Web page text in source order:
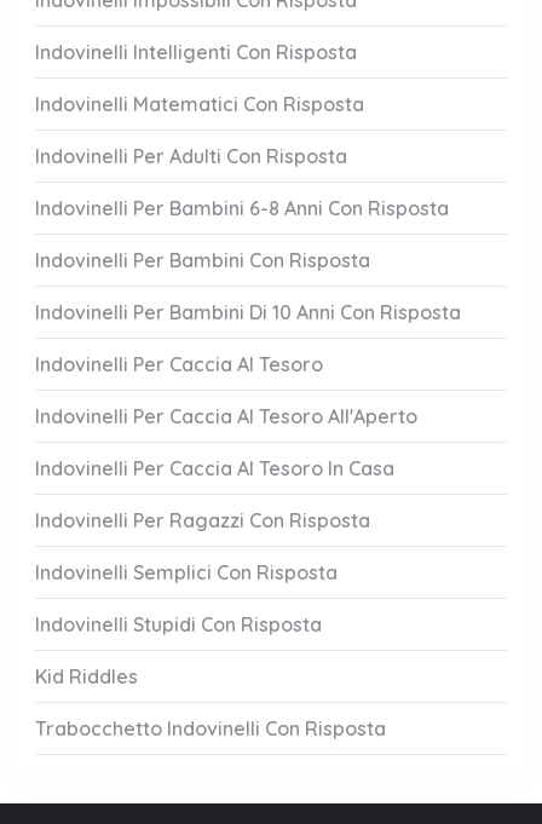
Indovinelli Intelligenti Con Risposta
Indovinelli Matematici Con Risposta
Indovinelli Per Adulti Con Risposta
Indovinelli Per Bambini 6-8 Anni Con Risposta
Indovinelli Per Bambini Con Risposta
Indovinelli Per Bambini Di 10 Anni Con Risposta
Indovinelli Per Caccia Al Tesoro
Indovinelli Per Caccia Al Tesoro All'Aperto
Indovinelli Per Caccia Al Tesoro In Casa
Indovinelli Per Ragazzi Con Risposta
Indovinelli Semplici Con Risposta
Indovinelli Stupidi Con Risposta
Kid Riddles
Trabocchetto Indovinelli Con Risposta